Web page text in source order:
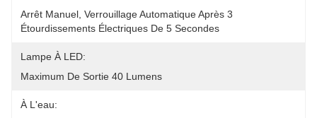
Arrêt Manuel, Verrouillage Automatique Après 3
Étourdissements Électriques De 5 Secondes
Lampe À LED:
Maximum De Sortie 40 Lumens
À L'eau: